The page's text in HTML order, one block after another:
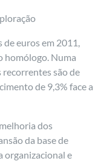
de euros em 2011,
homólogo. Numa
são de
de 9,3% face a
dos
da base de
organizacional e